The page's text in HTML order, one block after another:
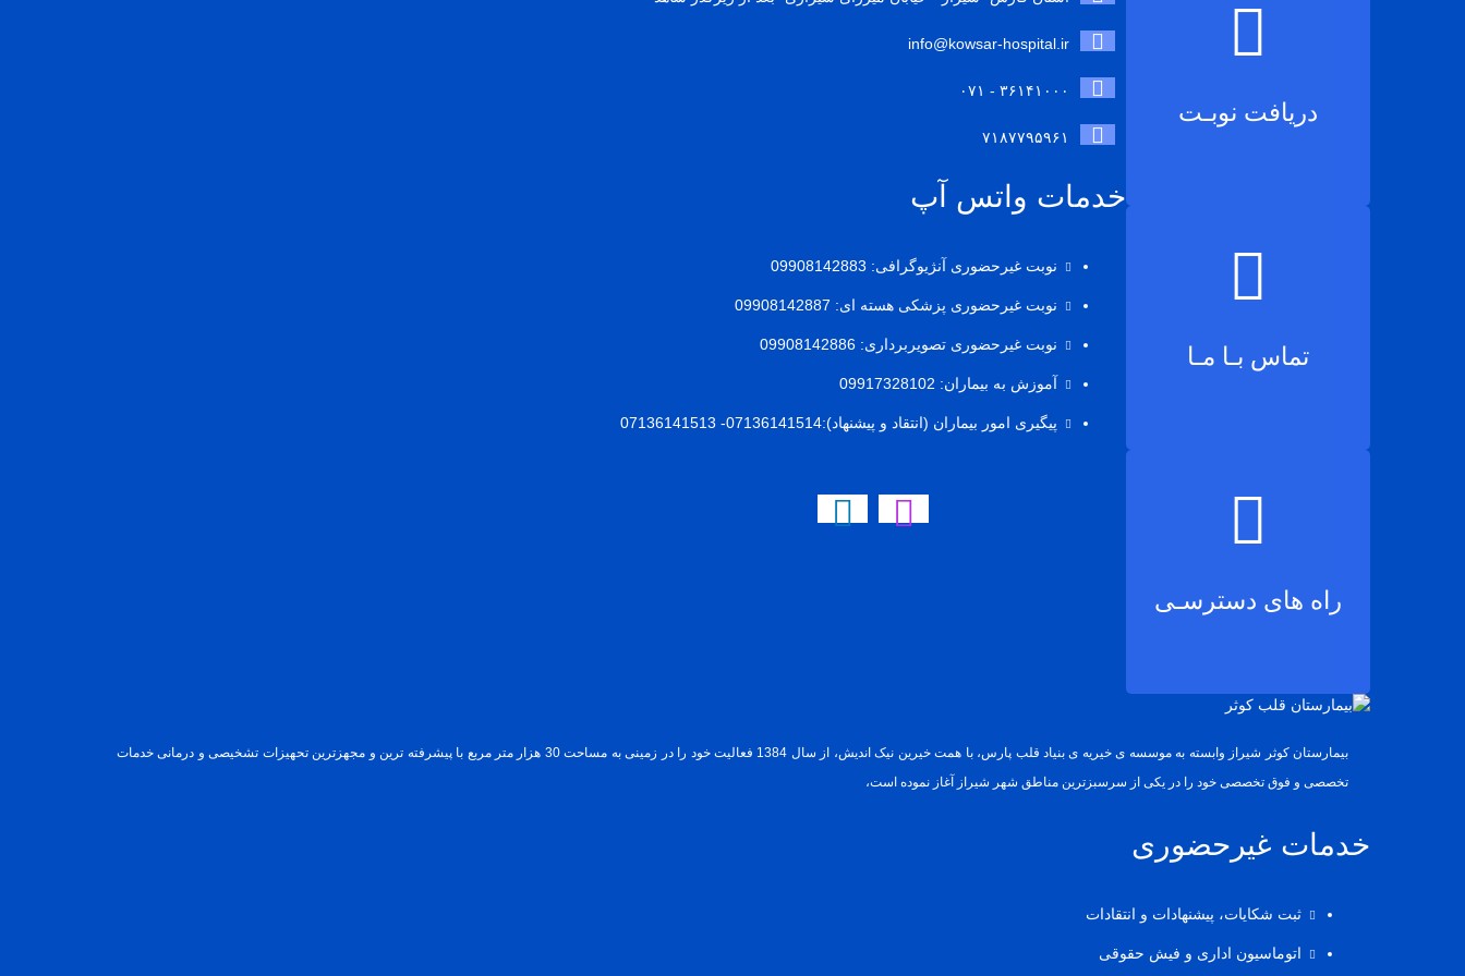
دریافت نوبـت
تماس بـا مـا
راه های دسترسـی
info@kowsar-hospital.ir
۳۶۱۴۱۰۰۰ - ۰۷۱
۷۱۸۷۷۹۵۹۶۱
خدمات واتس آپ
نوبت غیرحضوری آنژیوگرافی: 09908142883
نوبت غیرحضوری پزشکی هسته ای: 09908142887
نوبت غیرحضوری تصویربرداری: 09908142886
آموزش به بیماران: 09917328102
پیگیری امور بیماران (انتقاد و پیشنهاد):07136141514- 07136141513
بیمارستان کوثر شیراز وابسته به موسسه ی خیریه ی بنیاد قلب پارس، با همت خیرین نیک اندیش، از سال 1384 فعالیت خود را در زمینی به مساحت 30 هزار متر مربع با پیشرفته ترین و مجهزترین تحهیزات تشخیصی و درمانی خدمات
تخصصی و فوق تخصصی خود را در یکی از سرسبزترین مناطق شهر شیراز آغاز نموده است،
خدمات غیرحضوری
ثبت شکایات، پیشنهادات و انتقادات
اتوماسیون اداری و فیش حقوقی